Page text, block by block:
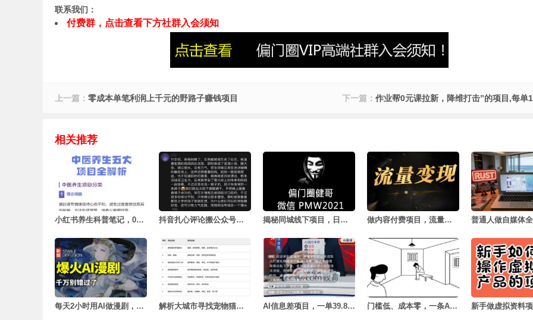
联系我们：
付费群，点击查看下方社群入会须知
上一篇： 零成本单笔利润上千元的野路子赚钱项目 下一篇： 作业帮0元课拉新，降维打击”的项目,每单
相关推荐
小红书养生科普笔记，0门槛月赚5000+ 抖音扎心评论搬公众号，6天挣了1653元 揭秘同城线下项目，日入500的秘密 做内容付费项目，流量等于价值
每天2小时用AI做漫剧，这个风口项目太香了 解析大城市寻找宠物猫狗的项目 AI信息差项目，一单39.8，月销量4000+ 门槛低、成本零，一条AI心理学动画50块